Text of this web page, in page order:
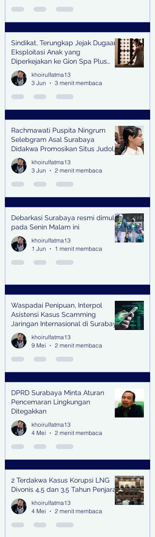
Sindikat, Terungkap Jejak Dugaan
Eksploitasi Anak yang
Diperkejakan ke Gion Spa Plus
and Pub Surabaya,
khoirulfatma13
3 Jun
3 menit membaca
Rachmawati Puspita Ningrum
Selebgram Asal Surabaya
Didakwa Promosikan Situs Judol,
Raup Rp2 Juta dari Tiga Kali
Endorse
khoirulfatma13
3 Jun
2 menit membaca
Debarkasi Surabaya resmi dimulai
pada Senin Malam ini
khoirulfatma13
1 Jun
1 menit membaca
Waspadai Penipuan, Interpol
Asistensi Kasus Scamming
Jaringan Internasional di Surabaya
khoirulfatma13
9 Mei
2 menit membaca
DPRD Surabaya Minta Aturan
Pencemaran Lingkungan
Ditegakkan
khoirulfatma13
4 Mei
2 menit membaca
2 Terdakwa Kasus Korupsi LNG
Divonis 4,5 dan 3,5 Tahun Penjara
khoirulfatma13
4 Mei
2 menit membaca